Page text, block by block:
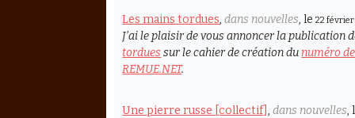
Les mains tordues,dans nouvelles, le22 février
J’ai le plaisir de vous annoncer la publication
tordues sur le cahier de création du numéro
REMUE.NET.
Une pierre russe [collectif],dans nouvelles,